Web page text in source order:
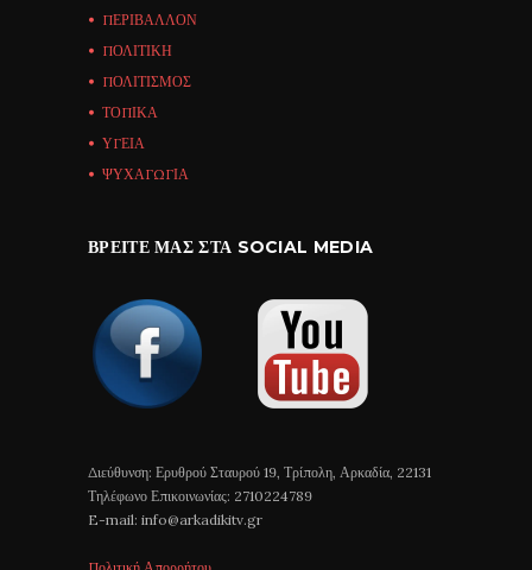
ΠΕΡΙΒΑΛΛΟΝ
ΠΟΛΙΤΙΚΗ
ΠΟΛΙΤΙΣΜΟΣ
ΤΟΠΙΚΑ
ΥΓΕΙΑ
ΨΥΧΑΓΩΓΙΑ
ΒΡΕΊΤΕ ΜΑΣ ΣΤΑ SOCIAL MEDIA
Διεύθυνση: Ερυθρού Σταυρού 19, Τρίπολη, Αρκαδία, 22131
Τηλέφωνο Επικοινωνίας: 2710224789
E-mail: info@arkadikitv.gr